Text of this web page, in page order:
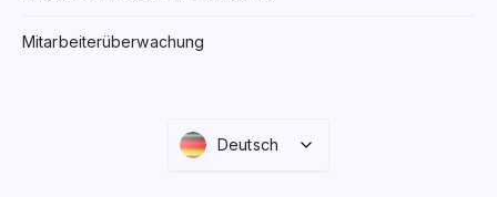
Mitarbeiterüberwachung
Deutsch